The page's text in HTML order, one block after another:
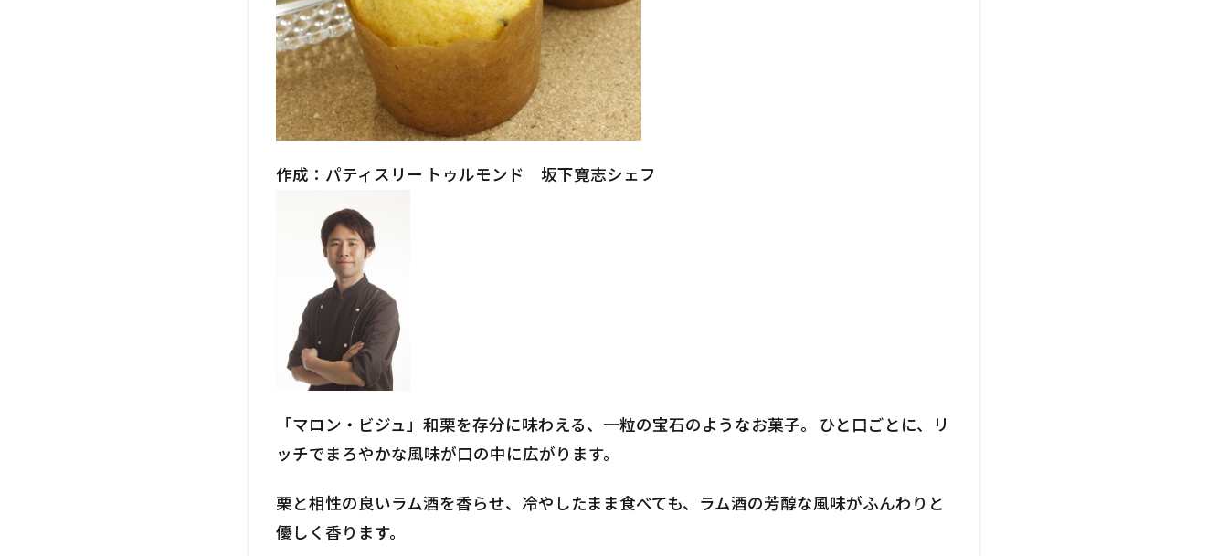
分）
1.2
作り
方
1.3
その
他
この
レシ
ピに
使わ
れて
洋酒
は？
作成：パティスリー トゥルモンド 坂下寛志シェフ
「マロン・ビジュ」和栗を存分に味わえる、一粒の宝石のようなお菓子。 ひと口ごとに、リ
ッチでまろやかな風味が口の中に広がります。
栗と相性の良いラム酒を香らせ、冷やしたまま食べても、ラム酒の芳醇な風味がふんわりと
優しく香ります。